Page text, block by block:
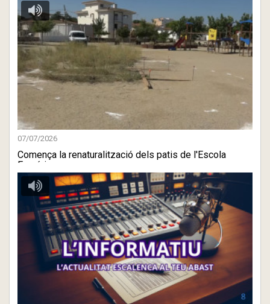
07/07/2026
Comença la renaturalització dels patis de l'Escola
Empúries